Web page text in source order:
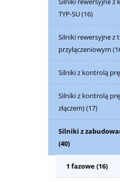
TYP-SU(16)
Silniki rewersyjne z
przyłączeniowym
Silniki z kontrolą
Silniki z kontrolą
złączem)(17)
Silniki z
(40)
1 fazowe(16)